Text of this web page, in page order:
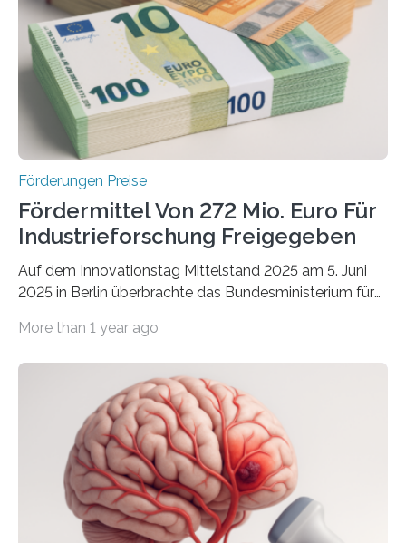
Förderungen Preise
Fördermittel Von 272 Mio. Euro Für
Industrieforschung Freigegeben
Auf dem Innovationstag Mittelstand 2025 am 5. Juni
2025 in Berlin überbrachte das Bundesministerium für
Überplanmäßige Verpflichtungsermächtigungen in
Woche vom Haushaltsausschuss freigegeben – unter
anderem zur Unterstützung der
Industrieforschungsprogramme Industrielle
Gemeinschaftsforschung (IGF), Zentrales
Innovationsprogramm Mittelstand (ZIM) und
Innovationskompetenz INNO-KOM. Auf dem
Innovationstag Mittelstand 2025 am 5. Juni 2025 in
Berlin überbrachte das Bundesministerium für
More than 1 year ago